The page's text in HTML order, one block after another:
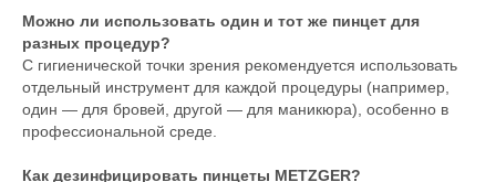
Можно ли использовать один и тот же пинцет для
разных процедур?
С гигиенической точки зрения рекомендуется использовать
отдельный инструмент для каждой процедуры (например,
один — для бровей, другой — для маникюра), особенно в
профессиональной среде.
Как дезинфицировать пинцеты METZGER?